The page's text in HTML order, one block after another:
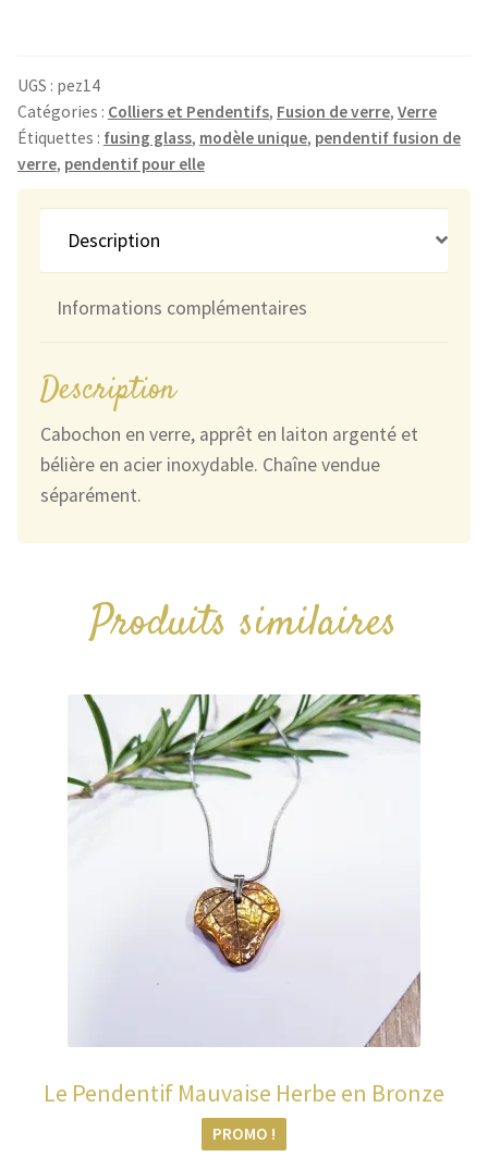
Verre
Arc-
en-
UGS : pez14
Catégories : Colliers et Pendentifs, Fusion de verre, Verre
Étiquettes : fusing glass, modèle unique, pendentif fusion de
verre, pendentif pour elle
Description
Informations complémentaires
Description
Cabochon en verre, apprêt en laiton argenté et
bélière en acier inoxydable. Chaîne vendue
séparément.
Produits similaires
Le Pendentif Mauvaise Herbe en Bronze
PROMO !